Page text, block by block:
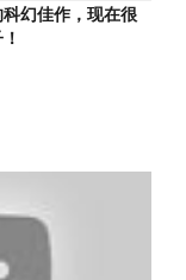
科幻佳作，现在很